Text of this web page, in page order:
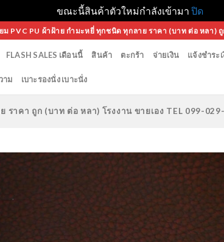
ขณะนี้สินค้าตัวใหม่กำลังเข้ามา ปิด
ม PVC PU ผ้าฝ้าย กำมะหยี่ ทุกชนิด ทุกลาย ราคา (บาท ต่อ หลา) ถู
FLASH SALES เดือนนี้ สินค้า ตะกร้า จ่ายเงิน แจ้งชำระ
าม เบาะรองนั่ง เบาะนั่ง
ราคา ถูก (บาท ต่อ หลา) โรงงาน ขายเอง TEL 099-